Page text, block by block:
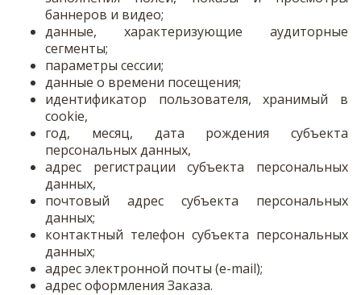
баннеров и видео;
данные, характеризующие аудиторные
сегменты;
параметры сессии;
данные о времени посещения;
идентификатор пользователя, хранимый в
cookie,
год, месяц, дата рождения субъекта
персональных данных,
адрес регистрации субъекта персональных
данных,
почтовый адрес субъекта персональных
данных;
контактный телефон субъекта персональных
данных;
адрес электронной почты (e-mail);
адрес оформления Заказа.